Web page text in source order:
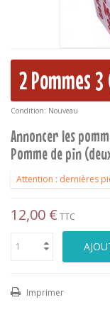
2 Pommes 3
Condition: Nouveau
Annoncer les
Pomme de pin
Attention : dernières
12,00 € TTC
Imprimer